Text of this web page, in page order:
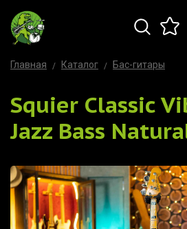
Главная Каталог Бас-гитары
Squier Classic
Jazz Bass